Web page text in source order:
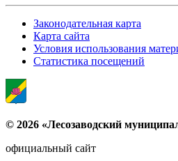
Законодательная карта
Карта сайта
Условия использования
Статистика посещений
© 2026 «Лесозаводский
официальный сайт